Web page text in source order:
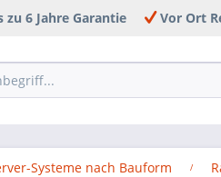
zu 6 Jahre Garantie Vor Ort
Systeme nach Bauform